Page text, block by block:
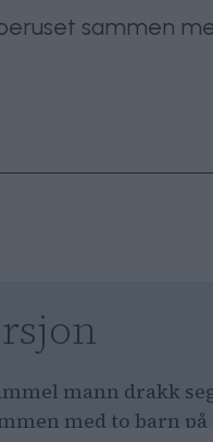
sammen
mann drakk
med to barn på